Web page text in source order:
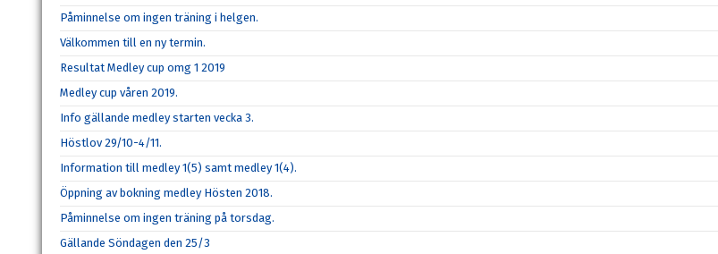
Påminnelse om ingen träning i helgen.
Välkommen till en ny termin.
Resultat Medley cup omg 1 2019
Medley cup våren 2019.
Info gällande medley starten vecka 3.
Höstlov 29/10-4/11.
Information till medley 1(5) samt medley 1(4).
Öppning av bokning medley Hösten 2018.
Påminnelse om ingen träning på torsdag.
Gällande Söndagen den 25/3